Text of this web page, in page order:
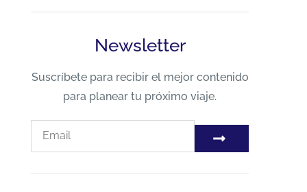
Newsletter
Suscríbete para recibir el mejor contenido
para planear tu próximo viaje.